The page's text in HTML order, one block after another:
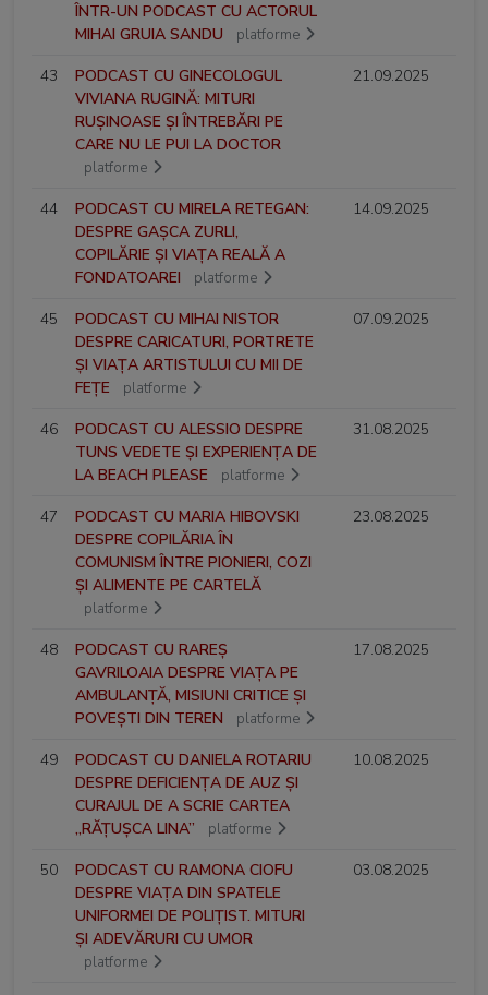
ÎNTR-UN PODCAST CU ACTORUL
MIHAI GRUIA SANDU
platforme
43
PODCAST CU GINECOLOGUL
VIVIANA RUGINĂ: MITURI
RUȘINOASE ȘI ÎNTREBĂRI PE
CARE NU LE PUI LA DOCTOR
platforme
21.09.2025
44
PODCAST CU MIRELA RETEGAN:
DESPRE GAȘCA ZURLI,
COPILĂRIE ȘI VIAȚA REALĂ A
FONDATOAREI
platforme
14.09.2025
45
PODCAST CU MIHAI NISTOR
DESPRE CARICATURI, PORTRETE
ȘI VIAȚA ARTISTULUI CU MII DE
FEȚE
platforme
07.09.2025
46
PODCAST CU ALESSIO DESPRE
TUNS VEDETE ȘI EXPERIENȚA DE
LA BEACH PLEASE
platforme
31.08.2025
47
PODCAST CU MARIA HIBOVSKI
DESPRE COPILĂRIA ÎN
COMUNISM ÎNTRE PIONIERI, COZI
ȘI ALIMENTE PE CARTELĂ
platforme
23.08.2025
48
PODCAST CU RAREȘ
GAVRILOAIA DESPRE VIAȚA PE
AMBULANȚĂ, MISIUNI CRITICE ȘI
POVEȘTI DIN TEREN
platforme
17.08.2025
49
PODCAST CU DANIELA ROTARIU
DESPRE DEFICIENȚA DE AUZ ȘI
CURAJUL DE A SCRIE CARTEA
„RĂȚUȘCA LINA”
platforme
10.08.2025
50
PODCAST CU RAMONA CIOFU
DESPRE VIAȚA DIN SPATELE
UNIFORMEI DE POLIȚIST. MITURI
ȘI ADEVĂRURI CU UMOR
platforme
03.08.2025